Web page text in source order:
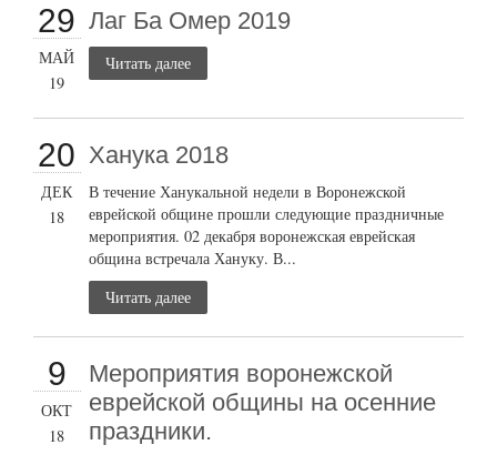
29
МАЙ
19
Лаг Ба Омер 2019
Читать далее
20
ДЕК
18
Ханука 2018
В течение Ханукальной недели в Воронежской
еврейской общине прошли следующие праздничные
мероприятия. 02 декабря воронежская еврейская
община встречала Хануку. В...
Читать далее
9
ОКТ
18
Мероприятия воронежской
еврейской общины на осенние
праздники.